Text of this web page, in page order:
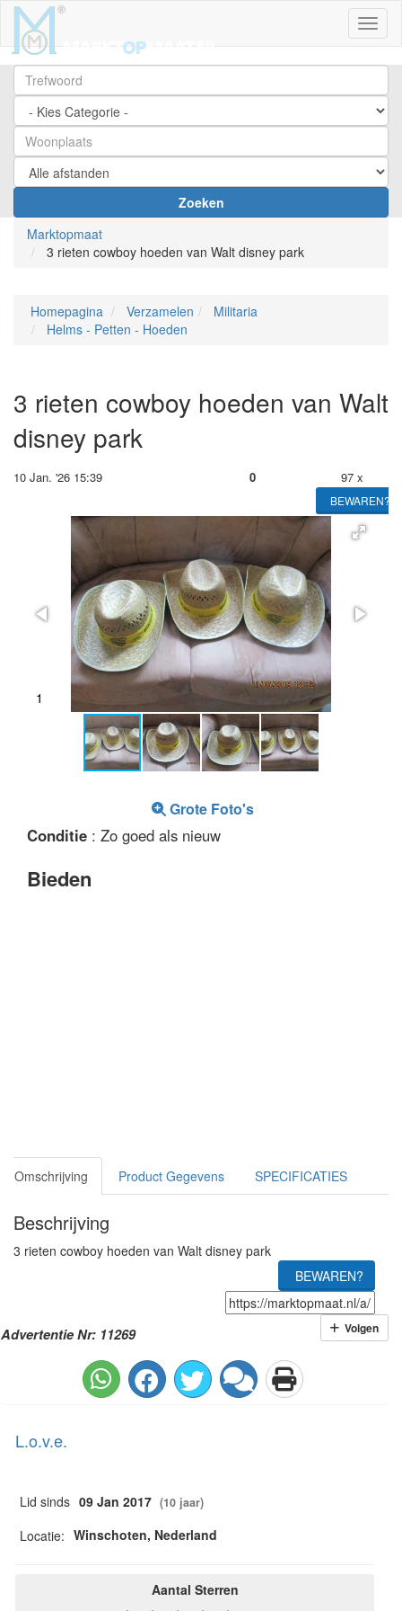
Zoeken
Marktopmaat
3 rieten cowboy hoeden van Walt disney park
Homepagina Verzamelen
Militaria
Helms - Petten - Hoeden
3 rieten cowboy hoeden van Walt
disney park
10 Jan. '26 15:39 0 97 x
BEWAREN?
12
Grote Foto's
Conditie : Zo goed als nieuw
Bieden
Omschrijving Product Gegevens SPECIFICATIES
Beschrijving
3 rieten cowboy hoeden van Walt disney park
BEWAREN?
Advertentie Nr: 11269 Volgen
L.o.v.e.
Lid sinds 09 Jan 2017 (10 jaar)
Locatie: Winschoten, Nederland
Aantal Sterren